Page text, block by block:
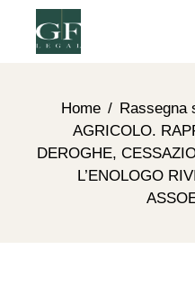
Home Rassegna
AGRICOLO.
DEROGHE,
L’ENOLOGO